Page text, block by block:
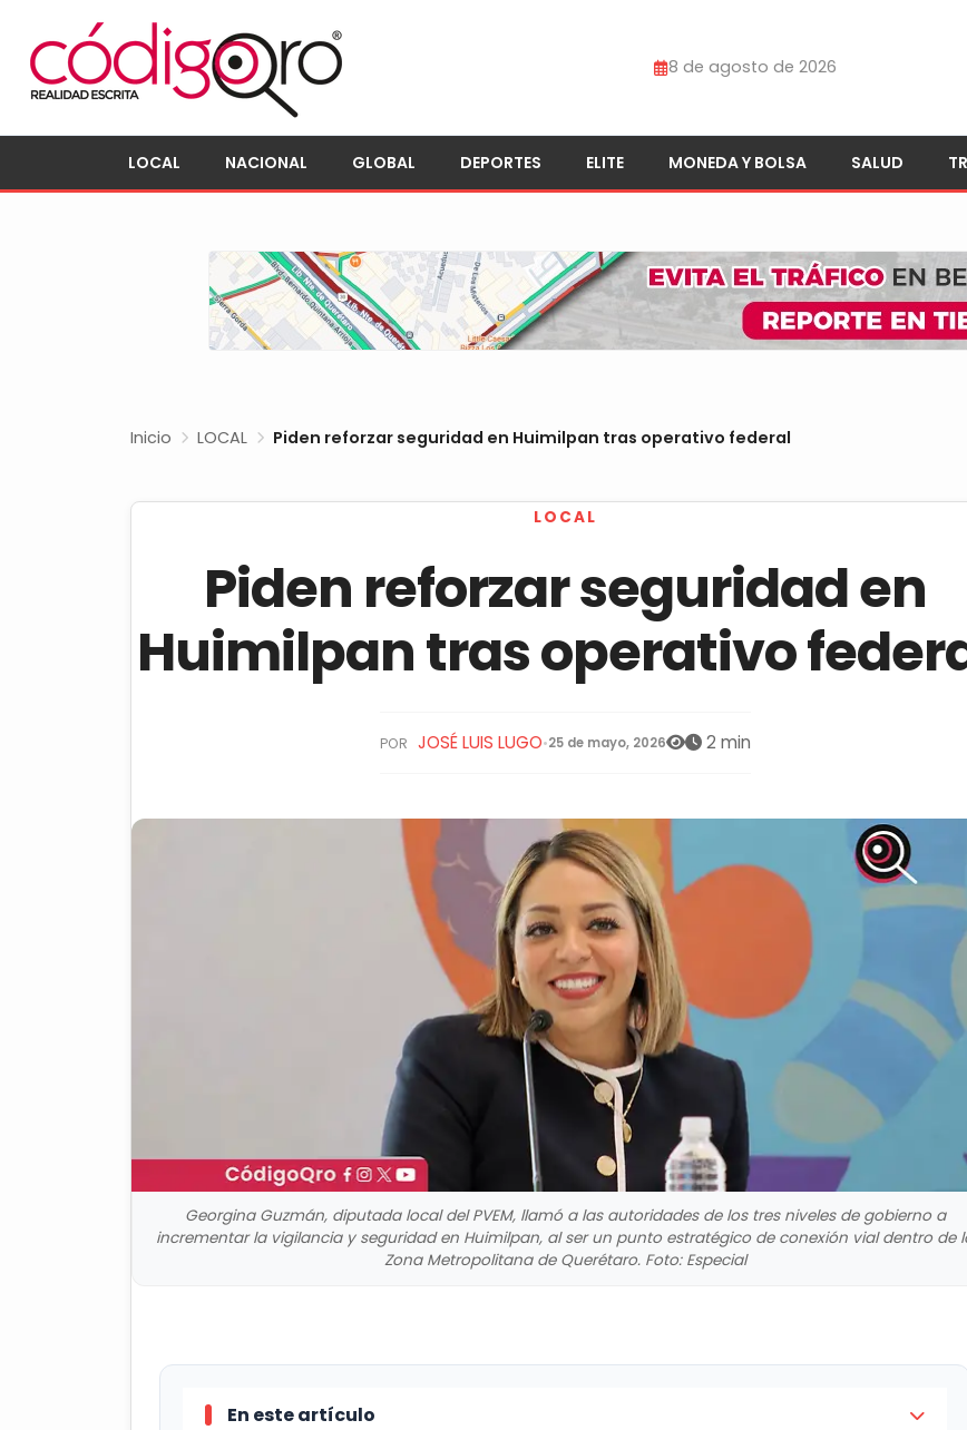
8 de agosto de 2026
LOCAL NACIONAL GLOBAL DEPORTES ELITE MONEDA Y BOLSA SALUD
Inicio LOCAL Piden reforzar seguridad en Huimilpan tras operativo federal
LOCAL
Piden reforzar seguridad en
Huimilpan tras operativo
POR JOSÉ LUIS LUGO•25 de mayo, 2026 2 min
Georgina Guzmán, diputada local del PVEM, llamó a las autoridades de los tres niveles de gobierno a
incrementar la vigilancia y seguridad en Huimilpan, al ser un punto estratégico de conexión vial dentro de
Zona Metropolitana de Querétaro. Foto: Especial
En este artículo